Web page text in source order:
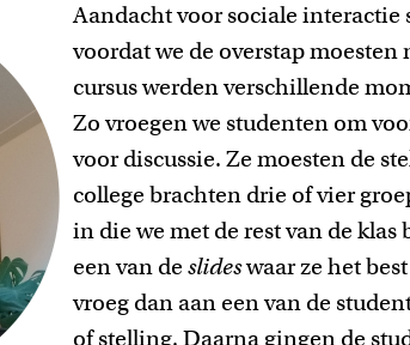
Aandacht voor sociale interactie
voordat we de overstap
cursus werden verschillende
Zo vroegen we studenten om
voor discussie. Ze moesten de
college brachten drie of vier
in die we met de rest van de
een van de slideswaar ze het
vroeg dan aan een van de
of stelling. Daarna gingen de